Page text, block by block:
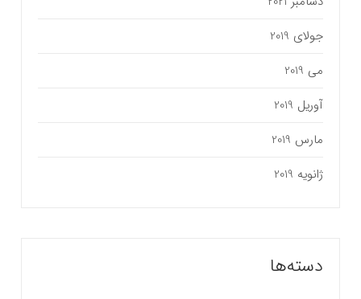
جولای 2019
می 2019
آوریل 2019
مارس 2019
ژانویه 2019
دسته‌ها